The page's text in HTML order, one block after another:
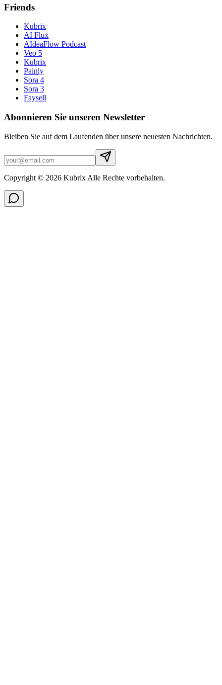
Friends
Kubrix
AI Flux
AIdeaFlow Podcast
Veo 5
Kubrix
Painly
Sora 4
Sora 3
Faysell
Abonnieren Sie unseren Newsletter
Bleiben Sie auf dem Laufenden über unsere neuesten Nachrichten.
Copyright © 2026 Kubrix Alle Rechte vorbehalten.